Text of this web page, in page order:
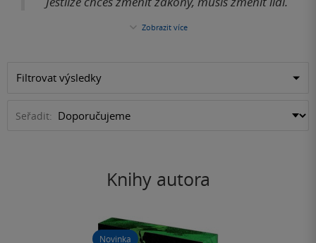
Zobrazit více
Filtrovat výsledky
Seřadit:
Knihy autora
Novinka